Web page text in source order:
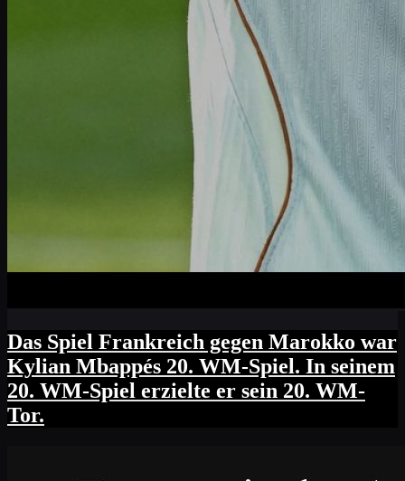
Das Spiel Frankreich gegen Marokko war
Kylian Mbappés 20. WM-Spiel. In seinem
20. WM-Spiel erzielte er sein 20. WM-
Tor.